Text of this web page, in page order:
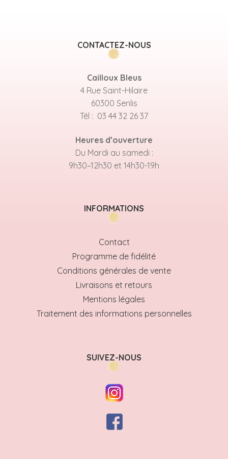
CONTACTEZ-NOUS
Cailloux Bleus
4 Rue Saint-Hilaire
60300 Senlis
Tél : 03 44 32 26 37
Heures d’ouverture
Du Mardi au samedi :
9h30–12h30 et 14h30-19h
INFORMATIONS
Contact
Programme de fidélité
Conditions générales de vente
Livraisons et retours
Mentions légales
Traitement des informations personnelles
SUIVEZ-NOUS